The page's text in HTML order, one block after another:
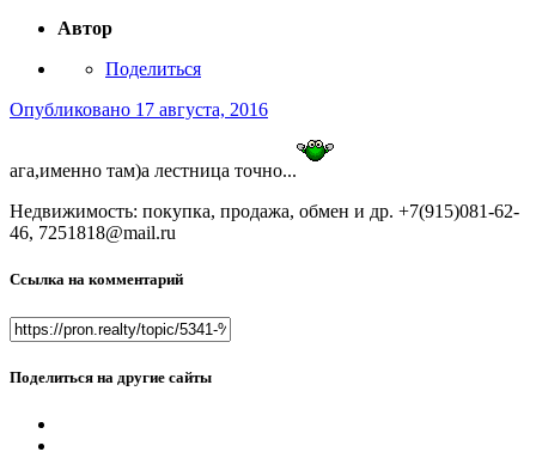
Автор
Поделиться
Опубликовано 17 августа, 2016
ага,именно там)а лестница точно...
Недвижимость: покупка, продажа, обмен и др. +7(915)081-62-
46, 7251818@mail.ru
Ссылка на комментарий
Поделиться на другие сайты